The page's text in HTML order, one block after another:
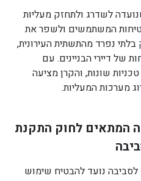
לשדרג ולתחזק מעליות
המשתמשים ולשפר את
נפרד מהתשתית העירונית,
של דיירי הבניינים. עם
שונות, והקרן מציעה
מערכות המעליות.
המתאים לחוק התקנת
לסביבה נועד להבטיח שימוש